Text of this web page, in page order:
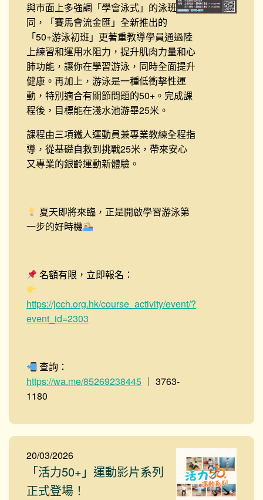
與市面上多強調「學會泳式」的泳班不
同，「賽馬會流金匯」全新推出的
「50+游泳初班」更著重教導學員通過陸
上練習和運用水阻力，提升肌肉力量和心
肺功能，讓你在學習游泳，同時全面提升
健康。再加上，游泳是一種低衝擊性運
動，特別適合有關節問題的50+。完成課
程後，目標能在淺水池游畢25米。
課程由三項鐵人運動員兼專業教練全程指
導，從基礎自救到挑戰25米，帶來安心
又專業的銀齡運動新體驗。
夏天即將來臨，正是開啟學習游泳第
一步的好時機
名額有限，立即報名：
https://jcch.org.hk/course_activity/event/?
event_id=2303
查詢：
https://wa.me/85269238445 ｜ 3763-
1180
20/03/2026
「活力50+」運動影片系列
正式登場！